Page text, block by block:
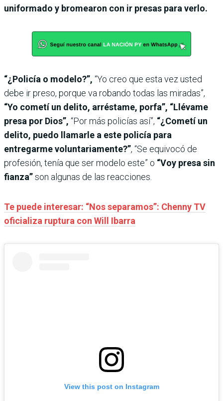
uniformado y bromearon con ir presas para verlo.
“¿Policía o modelo?”, “Yo creo que esta vez usted
debe ir preso, porque va robando todas las miradas”,
“Yo cometí un delito, arréstame, porfa”, “Llévame
presa por Dios”, “Por más policías así”, “¿Cometí un
delito, puedo llamarle a este policía para
entregarme voluntariamente?”, “Se equivocó de
profesión, tenía que ser modelo este” o “Voy presa sin
fianza”son algunas de las reacciones.
Te puede interesar: “Nos separamos”: Chenny TV
oficializa ruptura con Will Ibarra
View this post on Instagram